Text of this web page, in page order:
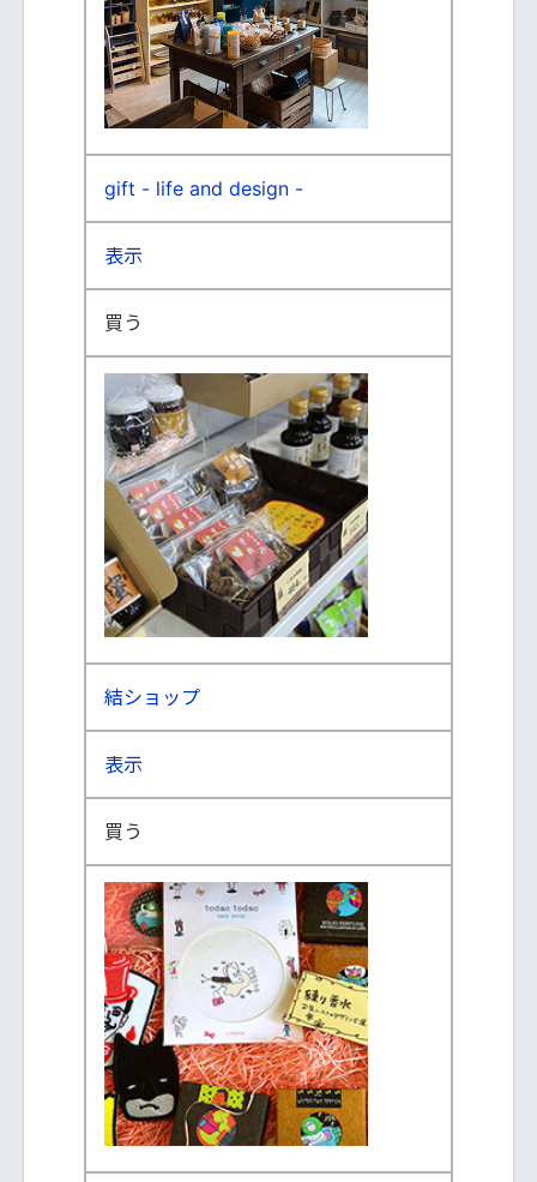
gift - life and design -
表示
買う
結ショップ
表示
買う